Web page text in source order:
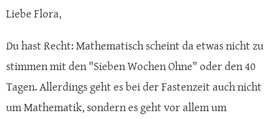
Liebe Flora,
Du hast Recht: Mathematisch scheint da etwas nicht zu
stimmen mit den "Sieben Wochen Ohne" oder den 40
Tagen. Allerdings geht es bei der Fastenzeit auch nicht
um Mathematik, sondern es geht vor allem um